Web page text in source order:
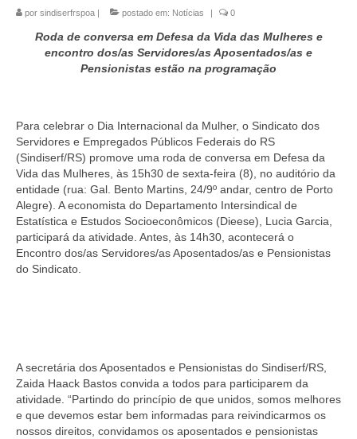
por sindiserfrspoa | postado em: Notícias | 0
Roda de conversa em Defesa da Vida das Mulheres e
encontro dos/as Servidores/as Aposentados/as e
Pensionistas estão na programação
Para celebrar o Dia Internacional da Mulher, o Sindicato dos
Servidores e Empregados Públicos Federais do RS
(Sindiserf/RS) promove uma roda de conversa em Defesa da
Vida das Mulheres, às 15h30 de sexta-feira (8), no auditório da
entidade (rua: Gal. Bento Martins, 24/9º andar, centro de Porto
Alegre). A economista do Departamento Intersindical de
Estatística e Estudos Socioeconômicos (Dieese), Lucia Garcia,
participará da atividade. Antes, às 14h30, acontecerá o
Encontro dos/as Servidores/as Aposentados/as e Pensionistas
do Sindicato.
A secretária dos Aposentados e Pensionistas do Sindiserf/RS,
Zaida Haack Bastos convida a todos para participarem da
atividade. “Partindo do princípio de que unidos, somos melhores
e que devemos estar bem informadas para reivindicarmos os
nossos direitos, convidamos os aposentados e pensionistas